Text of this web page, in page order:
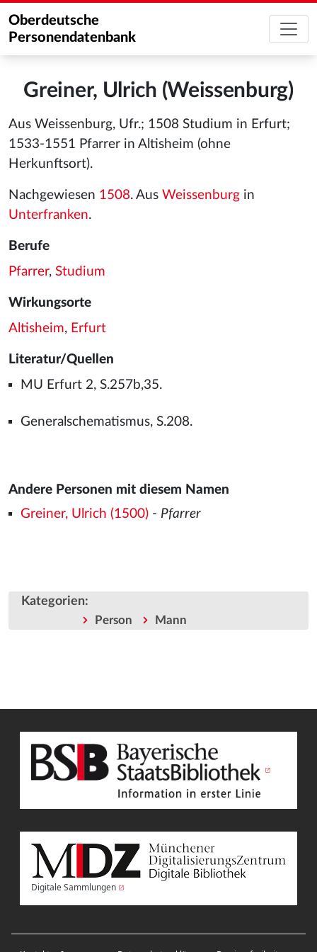
Oberdeutsche
Personendatenbank
Greiner, Ulrich (Weissenburg)
Aus Weissenburg, Ufr.; 1508 Studium in Erfurt;
1533-1551 Pfarrer in Altisheim (ohne
Herkunftsort).
Nachgewiesen 1508. Aus Weissenburg in
Unterfranken.
Berufe
Pfarrer, Studium
Wirkungsorte
Altisheim, Erfurt
Literatur/Quellen
MU Erfurt 2, S.257b,35.
Generalschematismus, S.208.
Andere Personen mit diesem Namen
Greiner, Ulrich (1500)- Pfarrer
Kategorien:
Person Mann
Digitale Sammlungen